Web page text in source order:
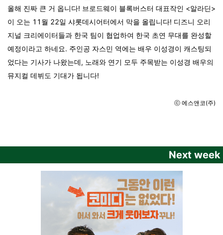
올해 진짜 큰 거 옵니다! 브로드웨이 블록버스터 대표작인 <알라딘>
이 오는 11월 22일 샤롯데시어터에서 막을 올립니다! 디즈니 오리
지널 크리에이터들과 한국 팀이 협업하여 한국 초연 무대를 완성할
예정이라고 하네요. 주인공 자스민 역에는 배우 이성경이 캐스팅되
었다는 기사가 나왔는데, 노래와 연기 모두 주목받는 이성경 배우의
뮤지컬 데뷔도 기대가 됩니다!
ⓒ 에스앤코(주)
Next week